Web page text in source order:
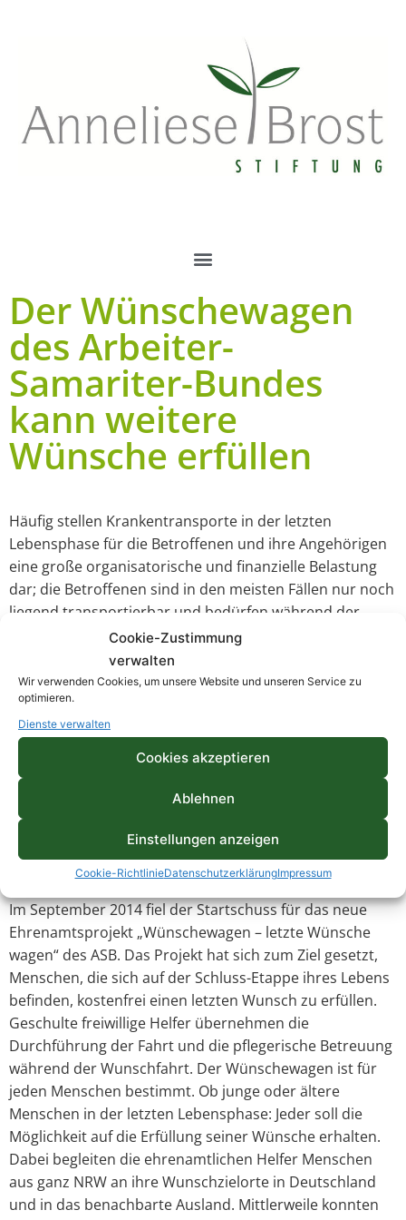
Cookie-Zustimmung
verwalten
Wir verwenden Cookies, um unsere Website und unseren Service zu
optimieren.
Dienste verwalten
Cookies akzeptieren
Ablehnen
Einstellungen anzeigen
Cookie-RichtlinieDatenschutzerklärungImpressum
Der Wünschewagen
des Arbeiter-
Samariter-Bundes
kann weitere
Wünsche erfüllen
Häufig stellen Krankentransporte in der letzten
Lebensphase für die Betroffenen und ihre Angehörigen
eine große organisatorische und finanzielle Belastung
dar; die Betroffenen sind in den meisten Fällen nur noch
liegend transportierbar und bedürfen während der
Fahrt medizinisch-pflegerischer Betreuung. Daher ist ein
Transport in einem PKW oder mit dem Taxi nicht mehr
möglich. Die Kosten für eine „private“ – also
therapeutisch nicht notwendige – Fahrt im
Krankentransportwagen können jedoch von Kranken-
und Pflegekassen nicht übernommen werden.
Der Arbeiter-Samariter-Bund Regionalverband Ruhr
(ASB) versteht es als seine Aufgabe, Menschen in einer
solchen Situation zu unterstützen und ihr Recht auf
Selbstbestimmung und Lebensqualität bis zum Schluss
zu gewährleisten.
Im September 2014 fiel der Startschuss für das neue
Ehrenamtsprojekt „Wünschewagen – letzte Wünsche
wagen“ des ASB. Das Projekt hat sich zum Ziel gesetzt,
Menschen, die sich auf der Schluss-Etappe ihres Lebens
befinden, kostenfrei einen letzten Wunsch zu erfüllen.
Geschulte freiwillige Helfer übernehmen die
Durchführung der Fahrt und die pflegerische Betreuung
während der Wunschfahrt. Der Wünschewagen ist für
jeden Menschen bestimmt. Ob junge oder ältere
Menschen in der letzten Lebensphase: Jeder soll die
Möglichkeit auf die Erfüllung seiner Wünsche erhalten.
Dabei begleiten die ehrenamtlichen Helfer Menschen
aus ganz NRW an ihre Wunschzielorte in Deutschland
und in das benachbarte Ausland. Mittlerweile konnten